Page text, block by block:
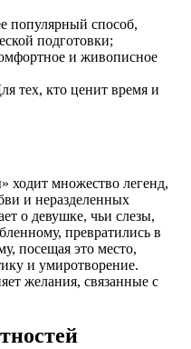
популярный способ,
подготовки;
и живописное
тех, кто ценит время и
ходит множество легенд,
и неразделенных
о девушке, чьи слезы,
превратились в
посещая это место,
и умиротворение.
желания, связанные с